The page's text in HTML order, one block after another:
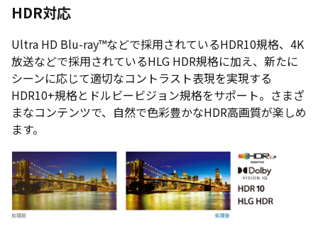
HDR対応
Ultra HD Blu-ray™などで採用されているHDR10規格、4K
放送などで採用されているHLG HDR規格に加え、新たに
シーンに応じて適切なコントラスト表現を実現する
HDR10+規格とドルビービジョン規格をサポート。さまざ
まなコンテンツで、自然で色彩豊かなHDR高画質が楽しめ
ます。